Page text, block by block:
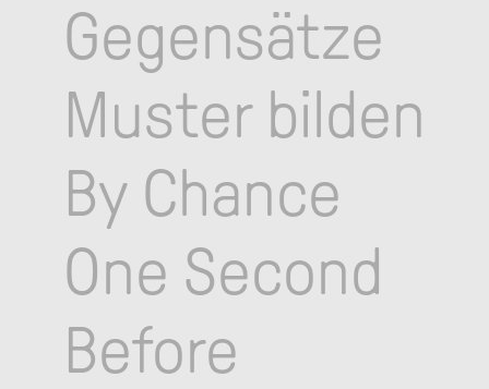
Gegensätze
Muster bilden
By Chance
One Second
Before